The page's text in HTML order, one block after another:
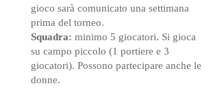
gioco sarà comunicato una settimana
prima del torneo.
Squadra: minimo 5 giocatori. Si gioca
su campo piccolo (1 portiere e 3
giocatori). Possono partecipare anche le
donne.